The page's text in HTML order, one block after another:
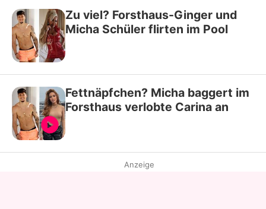
Zu viel? Forsthaus-Ginger und
Micha Schüler flirten im Pool
Fettnäpfchen? Micha baggert im
Forsthaus verlobte Carina an
Anzeige